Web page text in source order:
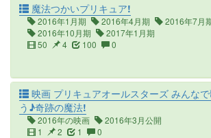
魔法つかいプリキュア!
2016年1月期 2016年4月期
2016年7月
2016年10月期
2017年1月期
50
4 100 0
映画 プリキュアオールスターズ みんな
う♪奇跡の魔法!
2016年の映画
2016年3月公開
1
2 1 0